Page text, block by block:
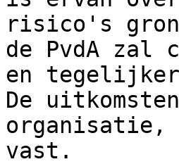
risico's
de PvdA zal
en
De
organisatie,
vast.